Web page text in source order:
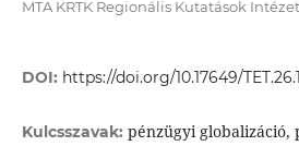
MTA KRTK Regionális Kutatások
DOI: https://doi.org/10.17649/
Kulcsszavak: pénzügyi globalizáció,